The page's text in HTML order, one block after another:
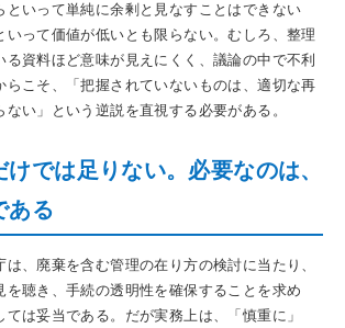
といって単純に余剰と見なすことはできない
いって価値が低いとも限らない。むしろ、整理
る資料ほど意味が見えにくく、議論の中で不利
らこそ、「把握されていないものは、適切な再
い」という逆説を直視する必要がある。
けでは足りない。必要なのは、
ある
、廃棄を含む管理の在り方の検討に当たり、
を聴き、手続の透明性を確保することを求め
は妥当である。だが実務上は、「慎重に」